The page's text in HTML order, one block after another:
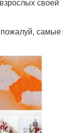
своей
пожалуй, самые